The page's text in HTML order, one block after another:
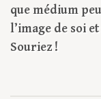
que médium
l’image de soi
Souriez !